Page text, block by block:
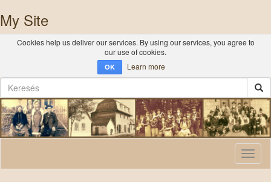
My Site
Cookies help us deliver our services. By using our services, you agree to
our use of cookies.
OK Learn more